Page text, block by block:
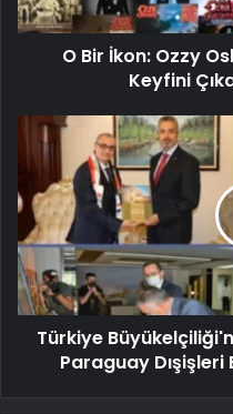
O Bir İkon: Ozzy
Keyfini
Türkiye
Paraguay Dışişleri